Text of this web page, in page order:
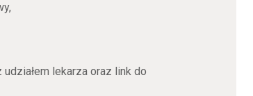
lekarza oraz link do